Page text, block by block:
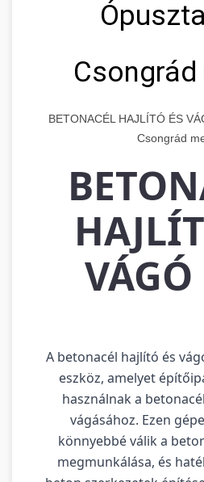
BETONACÉL HAJLÍTÓ ÉS
Csongrád
VÁGÓ
A betonacél hajlító és
eszköz, amelyet
használnak a
vágásához. Ezen
könnyebbé válik a
megmunkálása, és